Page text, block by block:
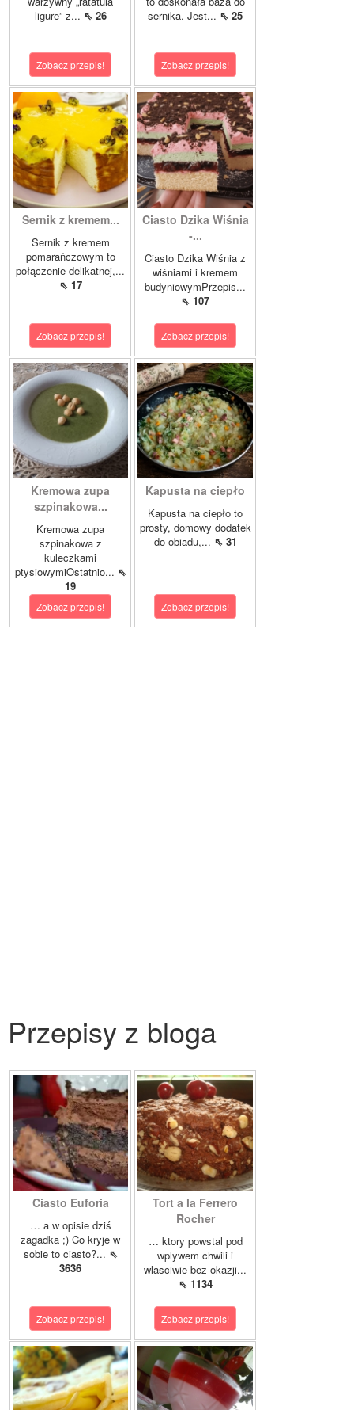
ligure” z... ⇖ 26
Zobacz przepis!
sernika. Jest... ⇖ 25
Zobacz przepis!
Sernik z kremem...
Sernik z kremem
pomarańczowym to
połączenie delikatnej,...
⇖ 17
Zobacz przepis!
Ciasto Dzika Wiśnia
-...
Ciasto Dzika Wiśnia z
wiśniami i kremem
budyniowymPrzepis...
⇖ 107
Zobacz przepis!
Kremowa zupa
szpinakowa...
Kremowa zupa
szpinakowa z
kuleczkami
ptysiowymiOstatnio... ⇖
19
Zobacz przepis!
Kapusta na ciepło
Kapusta na ciepło to
prosty, domowy dodatek
do obiadu,... ⇖ 31
Zobacz przepis!
Przepisy z bloga
Ciasto Euforia
… a w opisie dziś
zagadka ;) Co kryje w
sobie to ciasto?... ⇖
3636
Zobacz przepis!
Tort a la Ferrero
Rocher
… ktory powstal pod
wplywem chwili i
wlasciwie bez okazji...
⇖ 1134
Zobacz przepis!